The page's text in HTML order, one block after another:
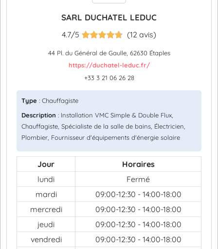
SARL DUCHATEL LEDUC
4.7/5 (12 avis)
44 Pl. du Général de Gaulle, 62630 Étaples
https://duchatel-leduc.fr/
+33 3 21 06 26 28
Type : Chauffagiste
Description : Installation VMC Simple & Double Flux,
Chauffagiste, Spécialiste de la salle de bains, Électricien,
Plombier, Fournisseur d'équipements d'énergie solaire
Jour
Horaires
lundi
Fermé
mardi
09:00-12:30 - 14:00-18:00
mercredi
09:00-12:30 - 14:00-18:00
jeudi
09:00-12:30 - 14:00-18:00
vendredi
09:00-12:30 - 14:00-18:00